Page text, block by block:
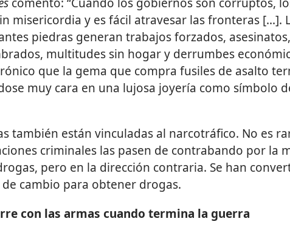
misericordia y es fácil atravesar las fronteras [...].
piedras generan trabajos forzados,
multitudes sin hogar y derrumbes
que la gema que compra fusiles de asalto
muy cara en una lujosa joyería como símbolo
también están vinculadas al narcotráfico. No es
criminales las pasen de contrabando por la
pero en la dirección contraria. Se han
cambio para obtener drogas.
con las armas cuando termina la guerra